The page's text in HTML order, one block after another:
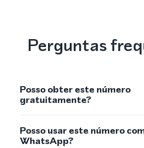
Perguntas
Posso obter este número
gratuitamente?
Posso usar este número
WhatsApp?